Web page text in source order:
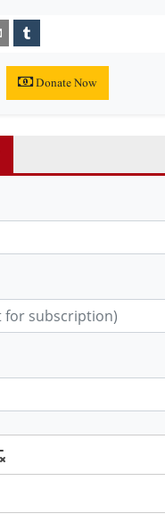
Donate Now